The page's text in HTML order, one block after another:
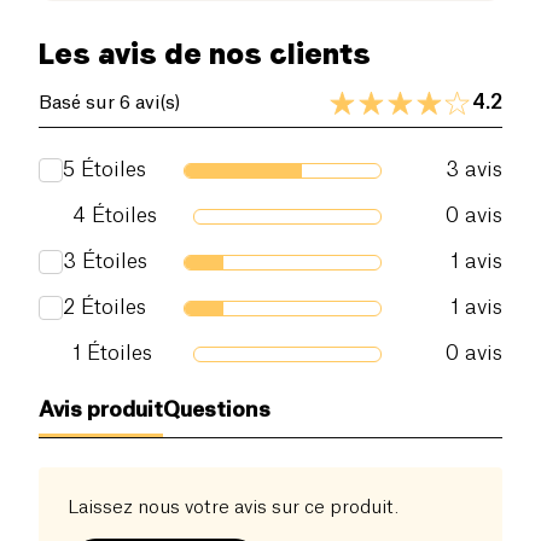
offrir une assiette équilibrée et gourmande.
Accompagnées de légumes crus ou cuits, d'une
salade estivale, savourez un repas sain en toute
Fibres alimentaires (g)
Sel (g)
Les avis de nos clients
Basé sur 6 avi(s) 4.2
5 Étoiles 3 avis
4 Étoiles 0 avis
3 Étoiles 1 avis
2 Étoiles 1 avis
1 Étoiles 0 avis
Avis produitQuestions
Laissez nous votre avis sur ce produit.